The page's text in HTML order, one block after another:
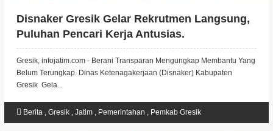
Disnaker Gresik Gelar Rekrutmen Langsung,
Puluhan Pencari Kerja Antusias.
Gresik, infojatim.com - Berani Transparan Mengungkap Membantu Yang
Belum Terungkap. Dinas Ketenagakerjaan (Disnaker) Kabupaten
Gresik Gela...
Berita, Gresik, Jatim, Pemerintahan , Pemkab Gresik